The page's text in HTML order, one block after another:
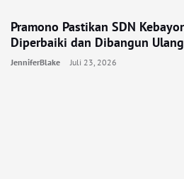
Pramono Pastikan SDN
Diperbaiki dan Dibangun Ulang
JenniferBlake Juli 23, 2026